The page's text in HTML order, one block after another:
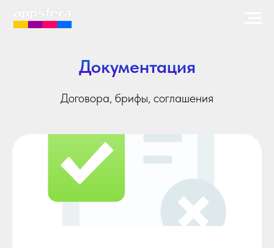
Документация
Договора, брифы, соглашения